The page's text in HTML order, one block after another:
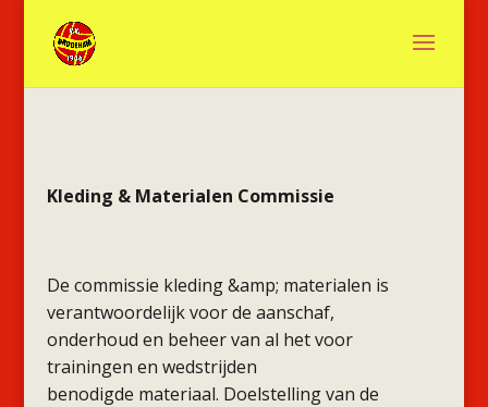
Kleding & Materialen Commissie
De commissie kleding &amp; materialen is
verantwoordelijk voor de aanschaf,
onderhoud en beheer van al het voor
trainingen en wedstrijden
benodigde materiaal. Doelstelling van de